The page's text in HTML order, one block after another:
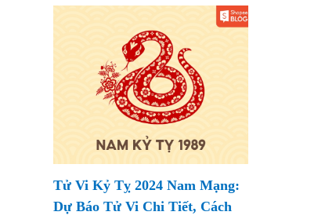
Tử Vi Kỷ Tỵ 2024 Nam Mạng:
Dự Báo Tử Vi Chi Tiết, Cách